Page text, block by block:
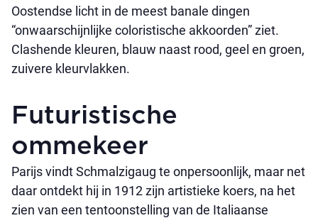
Oostendse licht in de meest banale dingen
“onwaarschijnlijke coloristische akkoorden” ziet.
Clashende kleuren, blauw naast rood, geel en groen,
zuivere kleurvlakken.
Futuristische
ommekeer
Parijs vindt Schmalzigaug te onpersoonlijk, maar net
daar ontdekt hij in 1912 zijn artistieke koers, na het
zien van een tentoonstelling van de Italiaanse